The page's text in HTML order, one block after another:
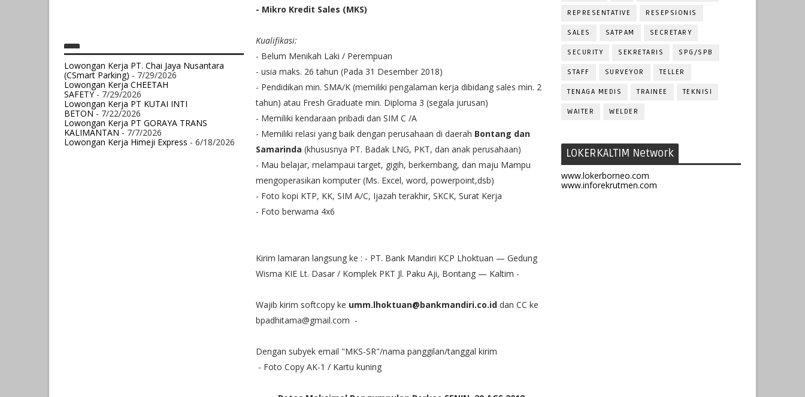
Lowongan Kerja PT. Chai Jaya Nusantara
(CSmart Parking) - 7/29/2026
Lowongan Kerja CHEETAH
SAFETY- 7/29/2026
Lowongan Kerja PT KUTAI INTI
BETON- 7/22/2026
Lowongan Kerja PT GORAYA TRANS
KALIMANTAN- 7/7/2026
Lowongan Kerja Himeji Express - 6/18/2026
- Mikro Kredit Sales (MKS)
Kualifikasi:
- Belum Menikah Laki / Perempuan
- usia maks. 26 tahun (Pada 31 Desember 2018)
- Pendidikan min. SMA/K (memiliki pengalaman kerja dibidang sales min. 2
tahun) atau Fresh Graduate min. Diploma 3 (segala jurusan)
- Memiliki kendaraan pribadi dan SIM C /A
- Memiliki relasi yang baik dengan perusahaan di daerah Bontang dan
Samarinda (khususnya PT. Badak LNG, PKT, dan anak perusahaan)
- Mau belajar, melampaui target, gigih, berkembang, dan maju Mampu
mengoperasikan komputer (Ms. Excel, word, powerpoint,dsb)
- Foto kopi KTP, KK, SIM A/C, Ijazah terakhir, SKCK, Surat Kerja
- Foto berwama 4x6
Kirim lamaran langsung ke : - PT. Bank Mandiri KCP Lhoktuan — Gedung
Wisma KIE Lt. Dasar / Komplek PKT Jl. Paku Aji, Bontang — Kaltim -
Wajib kirim softcopy ke umm.lhoktuan@bankmandiri.co.id dan CC ke
bpadhitama@gmail.com -
Dengan subyek email "MKS-SR"/nama panggilan/tanggal kirim
- Foto Copy AK-1 / Kartu kuning
REPRESENTATIVE RESEPSIONIS
SALES SATPAM SECRETARY
SECURITY SEKRETARIS SPG/SPB
STAFF SURVEYOR TELLER
TENAGA MEDIS TRAINEE TEKNISI
WAITER WELDER
LOKERKALTIM Network
www.lokerborneo.com
www.inforekrutmen.com